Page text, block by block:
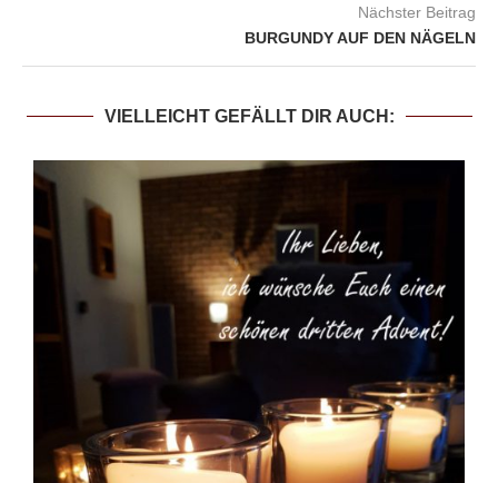
Nächster Beitrag
BURGUNDY AUF DEN NÄGELN
VIELLEICHT GEFÄLLT DIR AUCH: